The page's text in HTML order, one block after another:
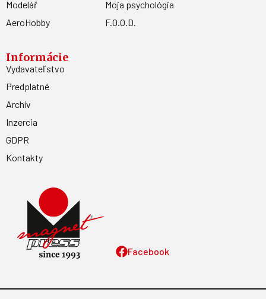
Facebook
Modelář
AeroHobby
Moja psychológia
F.O.O.D.
Informácie
Vydavateľstvo
Predplatné
Archív
Inzercia
GDPR
Kontakty